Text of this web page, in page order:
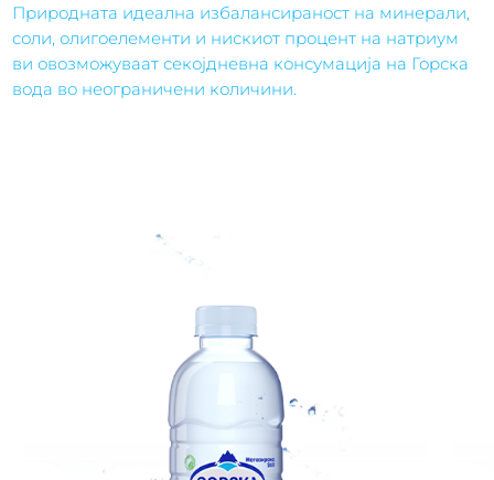
Природната идеална избалансираност на минерали,
соли, олигоелементи и нискиот процент на натриум
ви овозможуваат секојдневна консумација на Горска
вода во неограничени количини.